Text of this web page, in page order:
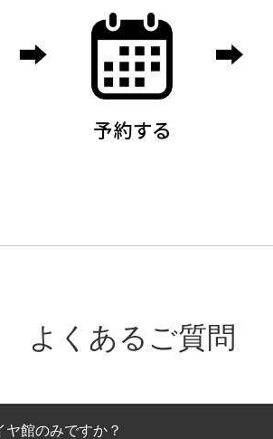
よくあるご質問
館のみですか？